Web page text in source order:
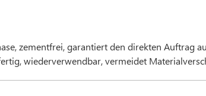
zementfrei, garantiert den direkten Auftrag
wiederverwendbar, vermeidet